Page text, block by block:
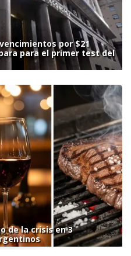
por $21
para el primer test del
de la crisis en 3